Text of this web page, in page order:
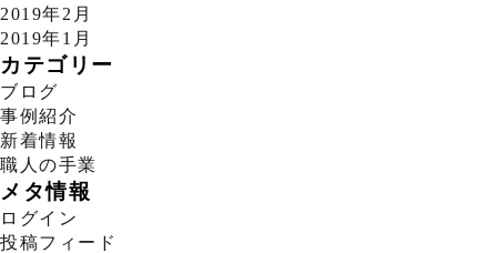
2019年2月
2019年1月
カテゴリー
ブログ
事例紹介
新着情報
職人の手業
メタ情報
ログイン
投稿フィード